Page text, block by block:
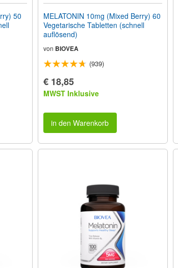
50
MELATONIN 10mg (Mixed Berry) 60
Vegetarische Tabletten (schnell
auflösend)
von BIOVEA
(939)
€ 18,85
MWST Inklusive
in den Warenkorb